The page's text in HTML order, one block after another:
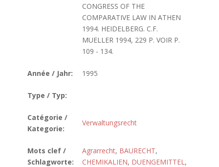
CONGRESS OF THE
COMPARATIVE LAW IN ATHEN
1994. HEIDELBERG. C.F.
MUELLER 1994, 229 P. VOIR P.
109 - 134.
Année / Jahr: 1995
Type / Typ:
Catégorie /
Kategorie:
Verwaltungsrecht
Mots clef /
Schlagworte:
Agrarrecht, BAURECHT,
CHEMIKALIEN, DUENGEMITTEL,